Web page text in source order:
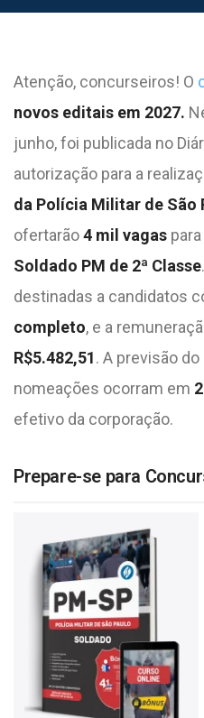
Atenção, concurseiros! O
novos editais em 2027.
junho, foi publicada no
autorização para a
da Polícia Militar de São
ofertarão4 mil vagas
Soldado PM de 2ª Classe
destinadas a candidatos
completo, e a
R$5.482,51. A previsão
nomeações ocorram em
efetivo da corporação.
Prepare-se para